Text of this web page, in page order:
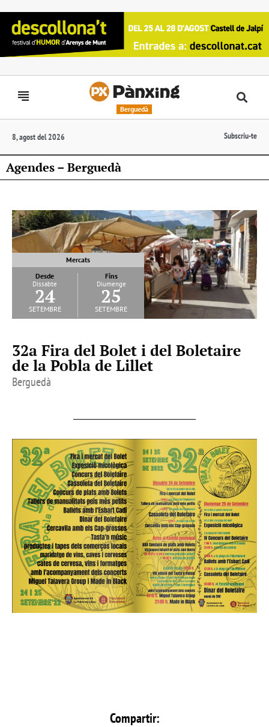
Berguedà
8, agost del 2026 Subscriu-te
Agendes – Berguedà
Mercats
Desde
Dissabte
24
setembre
Fins
Diumenge
25
setembre
32a Fira del Bolet i del Boletaire
de la Pobla de Lillet
Berguedà
Compartir: